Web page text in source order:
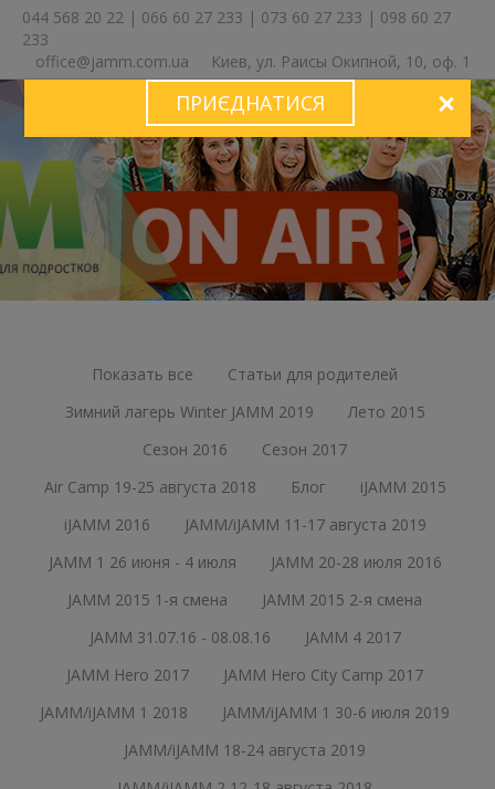
044 568 20 22 | 066 60 27 233 | 073 60 27 233 | 098 60 27
233
office@jamm.com.ua
Киев, ул. Раисы Окипной, 10, оф. 1
Показать все
Статьи для родителей
Зимний лагерь Winter JAMM 2019
Лето 2015
Сезон 2016
Сезон 2017
Air Camp 19-25 августа 2018
Блог
iJAMM 2015
iJAMM 2016
JAMM/iJAMM 11-17 августа 2019
JAMM 1 26 июня - 4 июля
JAMM 20-28 июля 2016
JAMM 2015 1-я смена
JAMM 2015 2-я смена
JAMM 31.07.16 - 08.08.16
JAMM 4 2017
JAMM Hero 2017
JAMM Hero City Camp 2017
JAMM/iJAMM 1 2018
JAMM/iJAMM 1 30-6 июля 2019
JAMM/iJAMM 18-24 августа 2019
ПРИЄДНАТИСЯ